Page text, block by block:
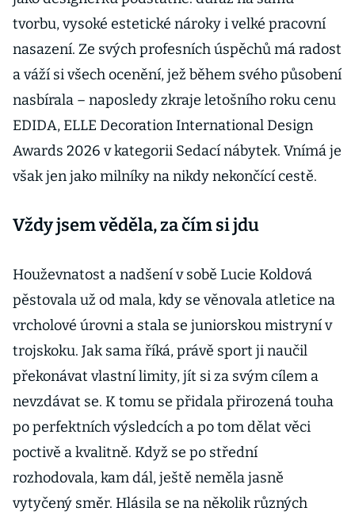
tvorbu, vysoké estetické nároky i velké pracovní
nasazení. Ze svých profesních úspěchů má radost
a váží si všech ocenění, jež během svého působení
nasbírala – naposledy zkraje letošního roku cenu
EDIDA, ELLE Decoration International Design
Awards 2026 v kategorii Sedací nábytek. Vnímá je
však jen jako milníky na nikdy nekončící cestě.
Vždy jsem věděla, za čím si jdu
Houževnatost a nadšení v sobě Lucie Koldová
pěstovala už od mala, kdy se věnovala atletice na
vrcholové úrovni a stala se juniorskou mistryní v
trojskoku. Jak sama říká, právě sport ji naučil
překonávat vlastní limity, jít si za svým cílem a
nevzdávat se. K tomu se přidala přirozená touha
po perfektních výsledcích a po tom dělat věci
poctivě a kvalitně. Když se po střední
rozhodovala, kam dál, ještě neměla jasně
vytyčený směr. Hlásila se na několik různých